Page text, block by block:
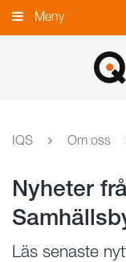
Gå
till
Meny
IQS Om oss
Nyheter
Läs senaste